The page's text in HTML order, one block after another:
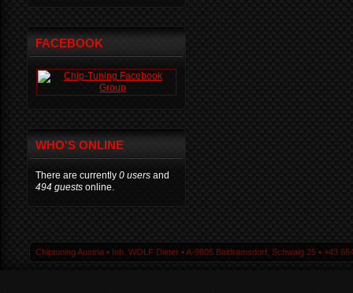
FACEBOOK
WHO'S ONLINE
There are currently 0 users and
494 guests online.
Chiptuning Austria ▪ Inh. WOLF Dieter ▪ A-9805 Baldramsdorf, Schwaig 25 ▪ +43